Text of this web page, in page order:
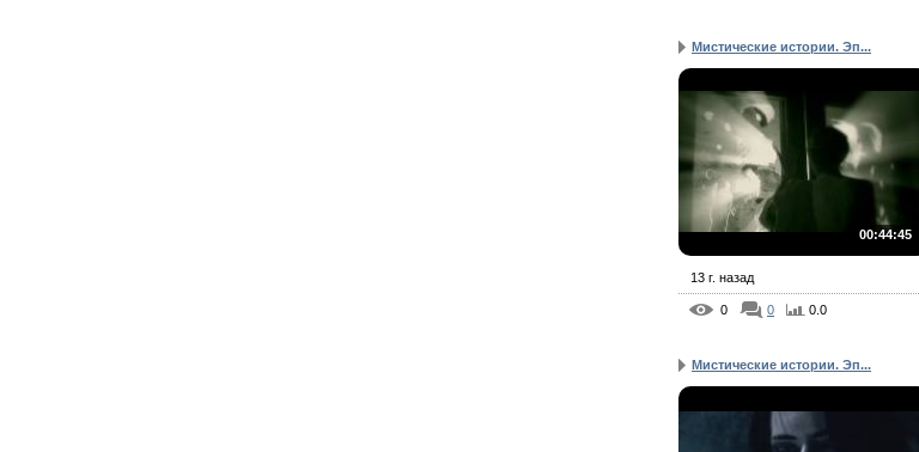
Мистические истории. Эп...
00:44:45
13 г. назад
0 0 0.0
Мистические истории. Эп...